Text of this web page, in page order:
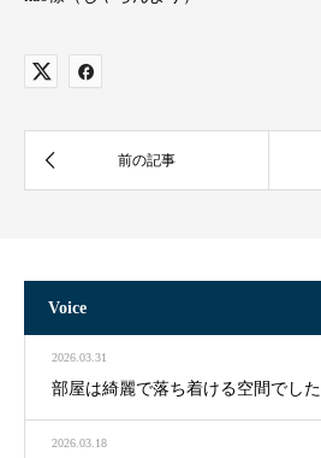
Voice
2026.03.31
部屋は綺麗で落ち着ける空間でした
2026.03.18